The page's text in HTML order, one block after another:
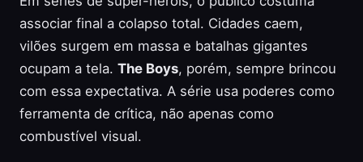
associar final a colapso total. Cidades caem,
vilões surgem em massa e batalhas gigantes
ocupam a tela. The Boys, porém, sempre brincou
com essa expectativa. A série usa poderes como
ferramenta de crítica, não apenas como
combustível visual.